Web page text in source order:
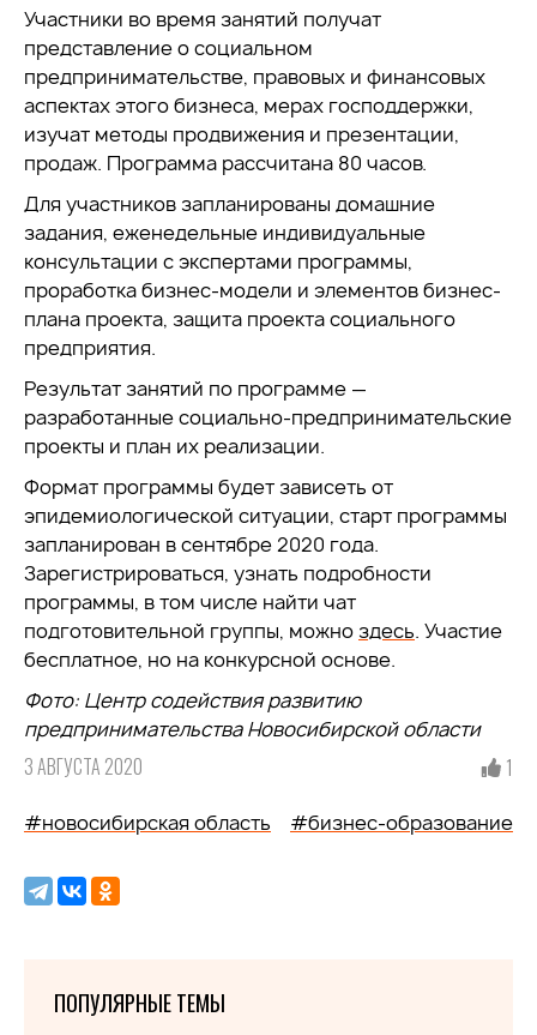
Участники во время занятий получат
представление о социальном
предпринимательстве, правовых и финансовых
аспектах этого бизнеса, мерах господдержки,
изучат методы продвижения и презентации,
продаж. Программа рассчитана 80 часов.
Для участников запланированы домашние
задания, еженедельные индивидуальные
консультации с экспертами программы,
проработка бизнес-модели и элементов бизнес-
плана проекта, защита проекта социального
предприятия.
Результат занятий по программе —
разработанные социально-предпринимательские
проекты и план их реализации.
Формат программы будет зависеть от
эпидемиологической ситуации, старт программы
запланирован в сентябре 2020 года.
Зарегистрироваться, узнать подробности
программы, в том числе найти чат
подготовительной группы, можно здесь. Участие
бесплатное, но на конкурсной основе.
Фото: Центр содействия развитию
предпринимательства Новосибирской области
3 АВГУСТА 2020 1
#новосибирская область #бизнес-образование
ПОПУЛЯРНЫЕ ТЕМЫ